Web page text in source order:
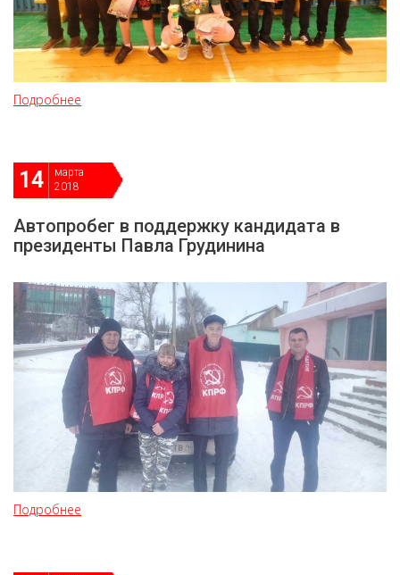
Подробнее
14
марта
2018
Автопробег в поддержку кандидата в
президенты Павла Грудинина
Подробнее